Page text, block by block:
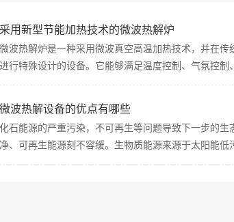
采用新型节能加热技术的微波热解炉
微波热解炉是一种采用微波真空高温加热技术，并在
进行特殊设计的设备。它能够满足温度控制、气氛控制
微波热解设备的优点有哪些
化石能源的严重污染，不可再生等问题导致下一步的生
净、可再生能源刻不容缓。生物质能源来源于太阳能低